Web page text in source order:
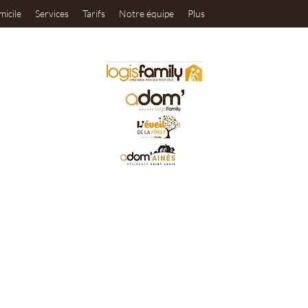
Services Tarifs Notre équipe Plus